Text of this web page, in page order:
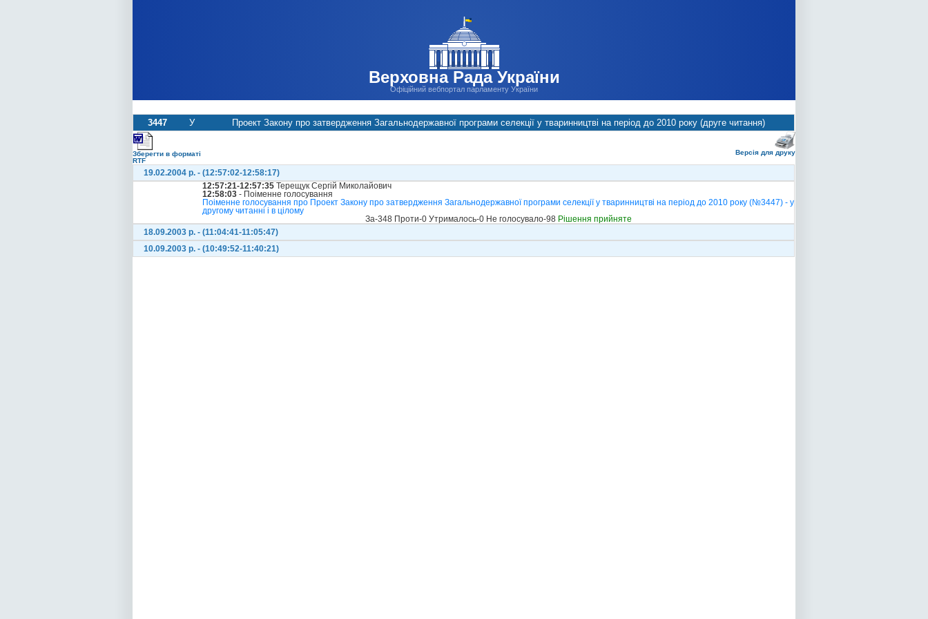
Верховна Рада України
Офіційний вебпортал парламенту України
3447 У Проект Закону про затвердження Загальнодержавної програми селекції у тваринництві на період до 2010 року (друге читання)
Зберегти в форматі
RTF
Версія для друку
19.02.2004 р. - (12:57:02-12:58:17)
12:57:21-12:57:35 Терещук Сергій Миколайович
12:58:03 - Поіменне голосування
Поіменне голосування про Проект Закону про затвердження Загальнодержавної програми селекції у тваринництві на період до 2010 року (№3447) - у
другому читанні і в цілому
За-348 Проти-0 Утрималось-0 Не голосувало-98 Рішення прийняте
18.09.2003 р. - (11:04:41-11:05:47)
10.09.2003 р. - (10:49:52-11:40:21)